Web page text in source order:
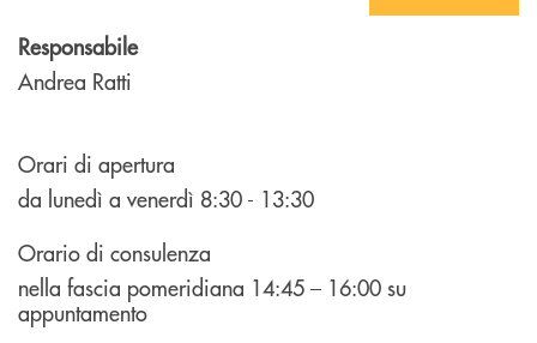
Responsabile
Andrea Ratti
Orari di apertura
da lunedì a venerdì 8:30 - 13:30
Orario di consulenza
nella fascia pomeridiana 14:45 – 16:00 su
appuntamento